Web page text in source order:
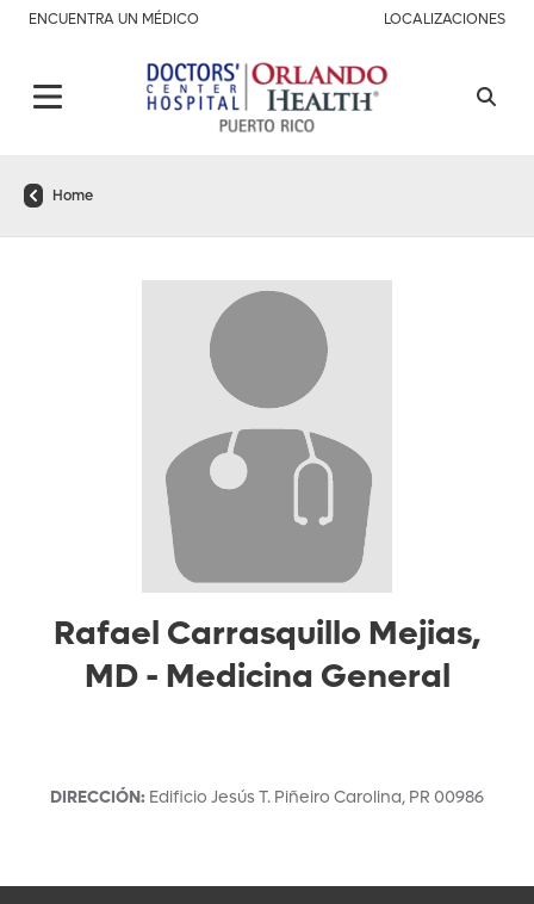
ENCUENTRA UN MÉDICO LOCALIZACIONES
Home
Rafael Carrasquillo Mejias,
MD - Medicina General
DIRECCIÓN: Edificio Jesús T. Piñeiro Carolina, PR 00986